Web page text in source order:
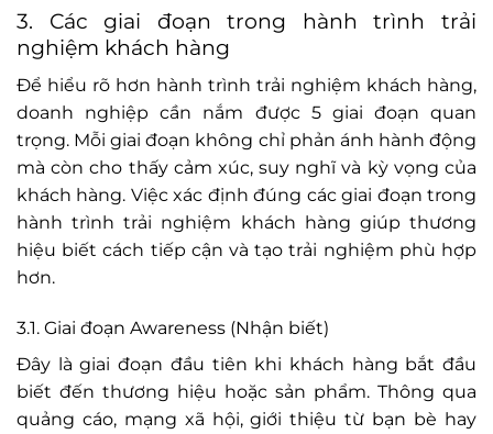
3. Các giai đoạn trong hành trình trải
nghiệm khách hàng
Để hiểu rõ hơn hành trình trải nghiệm khách hàng,
doanh nghiệp cần nắm được 5 giai đoạn quan
trọng. Mỗi giai đoạn không chỉ phản ánh hành động
mà còn cho thấy cảm xúc, suy nghĩ và kỳ vọng của
khách hàng. Việc xác định đúng các giai đoạn trong
hành trình trải nghiệm khách hàng giúp thương
hiệu biết cách tiếp cận và tạo trải nghiệm phù hợp
hơn.
3.1. Giai đoạn Awareness (Nhận biết)
Đây là giai đoạn đầu tiên khi khách hàng bắt đầu
biết đến thương hiệu hoặc sản phẩm. Thông qua
quảng cáo, mạng xã hội, giới thiệu từ bạn bè hay